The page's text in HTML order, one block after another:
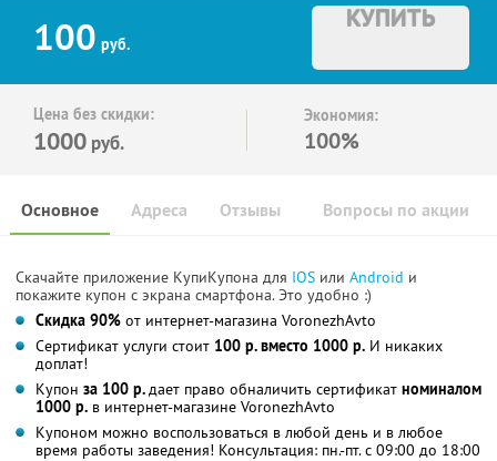
100 руб.
КУПИТЬ
Цена без скидки:
1000 руб.
Экономия:
100%
Основное Отзывы Вопросы по акции
Адреса
Скачайте приложение КупиКупона для IOS или Android и
покажите купон с экрана смартфона. Это удобно :)
Скидка 90% от интернет-магазина VoronezhAvto
Сертификат услуги стоит 100 р. вместо 1000 р. И никаких
доплат!
Купон за 100 р.дает право обналичить сертификат номиналом
1000 р. в интернет-магазине VoronezhAvto
Купоном можно воспользоваться в любой день и в любое
время работы заведения! Консультация: пн.-пт. с 09:00 до 18:00